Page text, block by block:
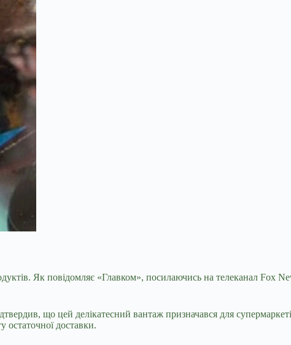
Як повідомляє «Главком», посилаючись на телеканал Fox
що цей делікатесний вантаж призначався для
остаточної доставки.